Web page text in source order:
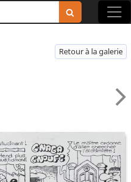
Retour à la galerie